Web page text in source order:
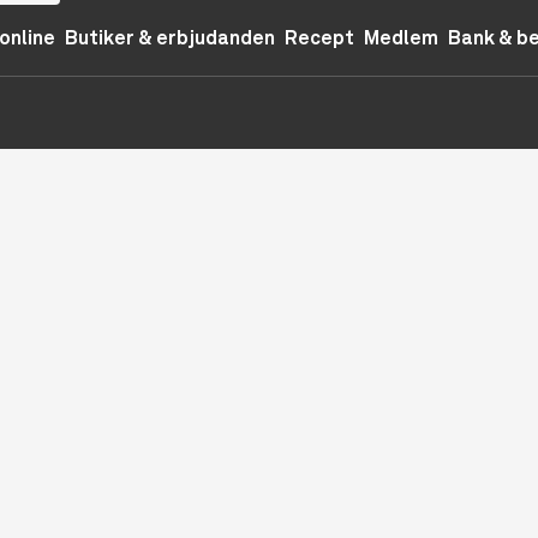
Butiker & erbjudanden Recept Medlem Bank &